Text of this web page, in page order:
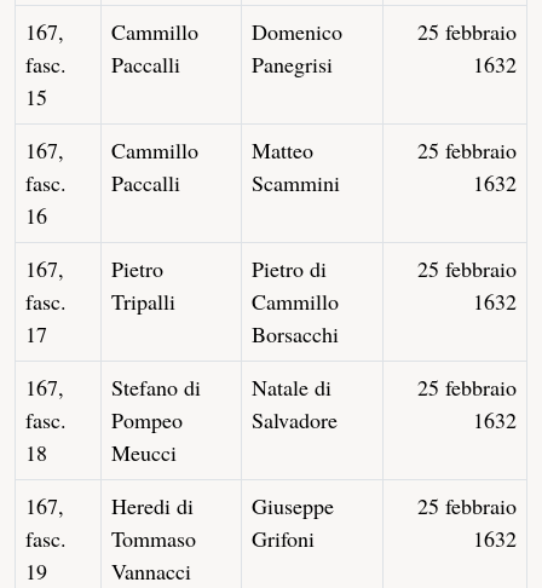
167,
fasc.
15
Cammillo
Paccalli
Domenico
Panegrisi
25 febbraio
1632
167,
fasc.
16
Cammillo
Paccalli
Matteo
Scammini
25 febbraio
1632
167,
fasc.
17
Pietro
Tripalli
Pietro di
Cammillo
Borsacchi
25 febbraio
1632
167,
fasc.
18
Stefano di
Pompeo
Meucci
Natale di
Salvadore
25 febbraio
1632
167,
fasc.
19
Heredi di
Tommaso
Vannacci
Giuseppe
Grifoni
25 febbraio
1632